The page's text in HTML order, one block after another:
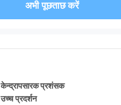
अभी पूछताछ करें
केन्द्रापसारक प्रशंसक
उच्च प्रदर्शन